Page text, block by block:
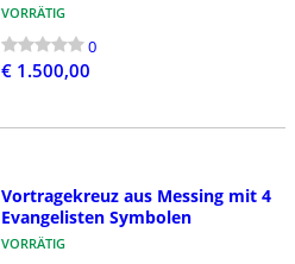
VORRÄTIG
0
€ 1.500,00
Vortragekreuz aus Messing mit 4
Evangelisten Symbolen
VORRÄTIG